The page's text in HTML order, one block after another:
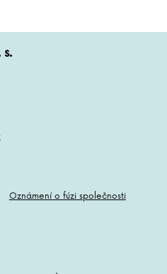
Oznámení o fúzi společnosti